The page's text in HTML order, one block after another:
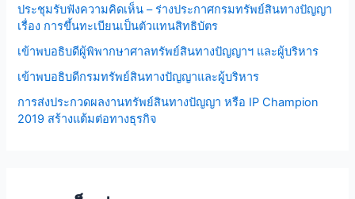
r
ประชุมรับฟังความคิดเห็น – ร่างประกาศกรมทรัพย์สินทางปัญญา
เรื่อง การขึ้นทะเบียนเป็นตัวแทนสิทธิบัตร
เข้าพบอธิบดีผู้พิพากษาศาลทรัพย์สินทางปัญญาฯ และผู้บริหาร
เข้าพบอธิบดีกรมทรัพย์สินทางปัญญาและผู้บริหาร
การส่งประกวดผลงานทรัพย์สินทางปัญญา หรือ IP Champion
2019 สร้างแต้มต่อทางธุรกิจ